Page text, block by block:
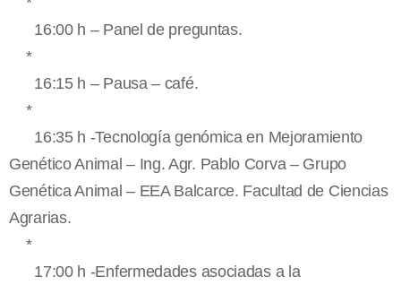
16:00 h – Panel de preguntas.
*
16:15 h – Pausa – café.
*
16:35 h -Tecnología genómica en Mejoramiento
Genético Animal – Ing. Agr. Pablo Corva – Grupo
Genética Animal – EEA Balcarce. Facultad de Ciencias
Agrarias.
*
17:00 h -Enfermedades asociadas a la